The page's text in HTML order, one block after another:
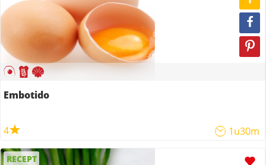
Embotido
4 1u30m
RECEPT